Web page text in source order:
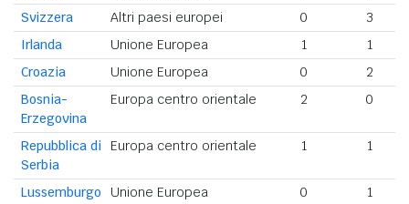
Svizzera
Altri paesi europei 0
3
Irlanda
Unione Europea 1
1
Croazia
Unione Europea 0
2
Bosnia-
Erzegovina
Europa centro orientale 2 0
Repubblica di
Serbia
Europa centro orientale 1 1
Lussemburgo Unione Europea 0
1